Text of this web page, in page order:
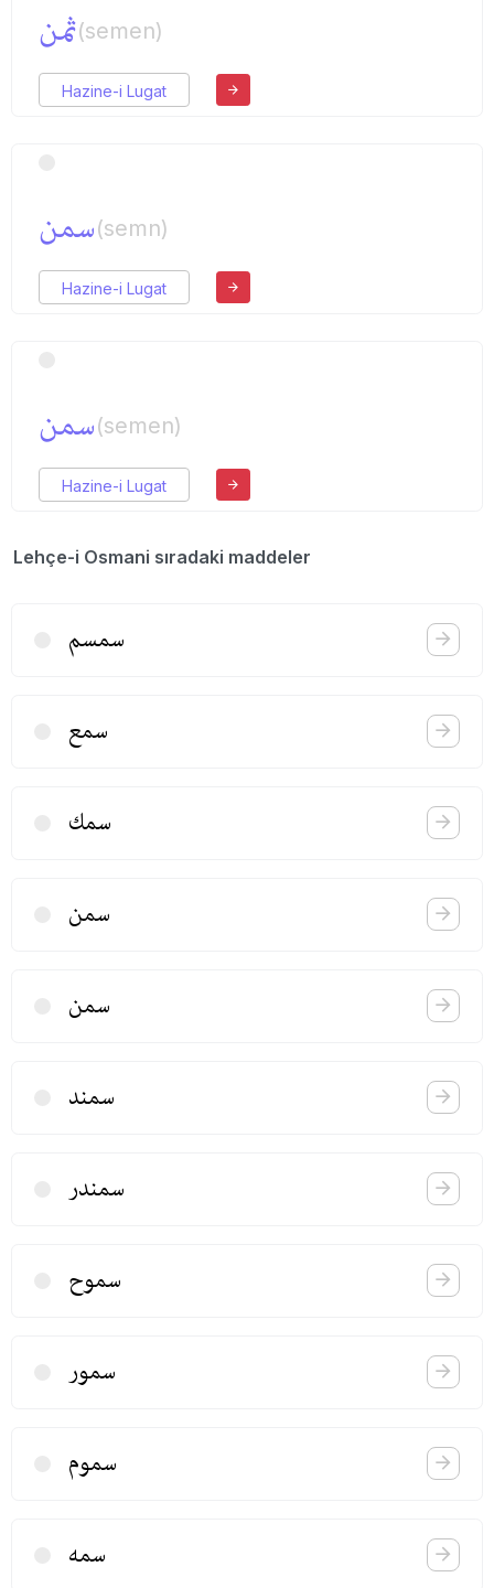
ثمن(semen)
Hazine-i Lugat
سمن(semn)
Hazine-i Lugat
سمن(semen)
Hazine-i Lugat
Lehçe-i Osmani sıradaki maddeler
سمسم
سمع
سمك
سمن
سمن
سمند
سمندر
سموح
سمور
سموم
سمه